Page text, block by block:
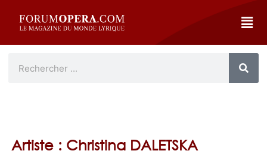
Artiste : Christina DALETSKA